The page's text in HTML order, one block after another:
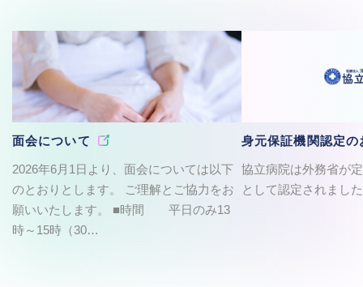
面会について
2026年6月1日より、面会については以下
のとおりとします。 ご理解とご協力をお
願いいたします。 ■時間 平日のみ13
時～15時（30…
身元保証機関認定の
協立病院は外務省が
として認定されまし